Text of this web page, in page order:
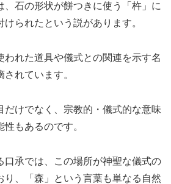
、石の形状が餅つきに使う「杵」に
られたという説があります。
われた道具や儀式との関連を示す名
れています。
だけでなく、宗教的・儀式的な意味
もあるのです。
口承では、この場所が神聖な儀式の
り、「森」という言葉も単なる自然